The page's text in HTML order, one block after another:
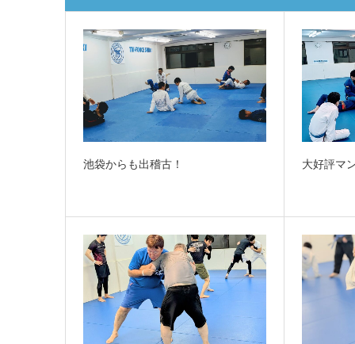
池袋からも出稽古！ 大好評マ